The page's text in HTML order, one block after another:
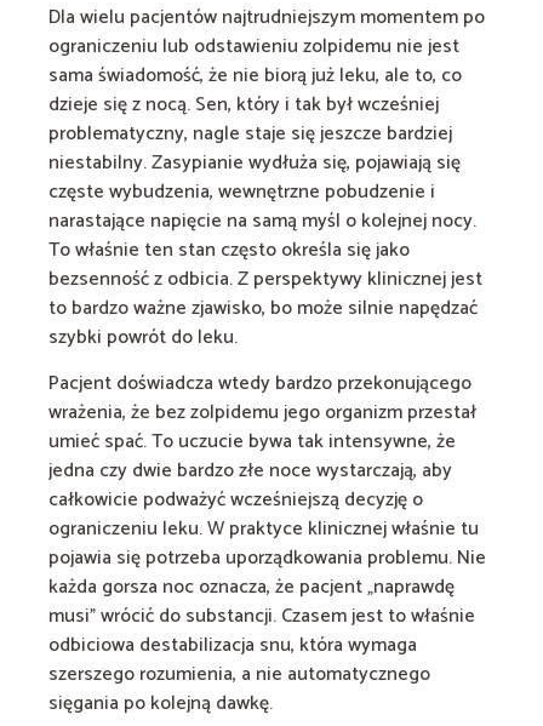
Dla wielu pacjentów najtrudniejszym momentem po
ograniczeniu lub odstawieniu zolpidemu nie jest
sama świadomość, że nie biorą już leku, ale to, co
dzieje się z nocą. Sen, który i tak był wcześniej
problematyczny, nagle staje się jeszcze bardziej
niestabilny. Zasypianie wydłuża się, pojawiają się
częste wybudzenia, wewnętrzne pobudzenie i
narastające napięcie na samą myśl o kolejnej nocy.
To właśnie ten stan często określa się jako
bezsenność z odbicia. Z perspektywy klinicznej jest
to bardzo ważne zjawisko, bo może silnie napędzać
szybki powrót do leku.
Pacjent doświadcza wtedy bardzo przekonującego
wrażenia, że bez zolpidemu jego organizm przestał
umieć spać. To uczucie bywa tak intensywne, że
jedna czy dwie bardzo złe noce wystarczają, aby
całkowicie podważyć wcześniejszą decyzję o
ograniczeniu leku. W praktyce klinicznej właśnie tu
pojawia się potrzeba uporządkowania problemu. Nie
każda gorsza noc oznacza, że pacjent „naprawdę
musi” wrócić do substancji. Czasem jest to właśnie
odbiciowa destabilizacja snu, która wymaga
szerszego rozumienia, a nie automatycznego
sięgania po kolejną dawkę.